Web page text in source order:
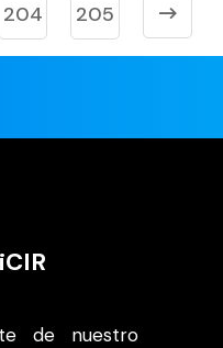
204 205
de nuestro